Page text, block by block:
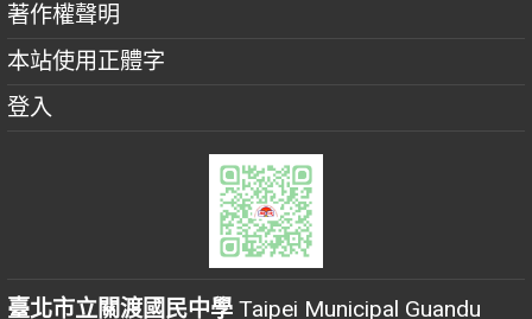
著作權聲明
本站使用正體字
登入
臺北市立關渡國民中學 Taipei Municipal Guandu